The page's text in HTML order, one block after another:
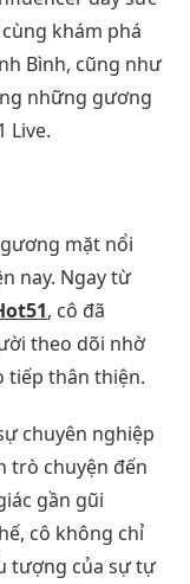
khám phá
Bình, cũng như
những gương
Live.
mặt nổi
nay. Ngay từ
, cô đã
theo dõi nhờ
tiếp thân thiện.
chuyên nghiệp
trò chuyện đến
gần gũi
cô không chỉ
tượng của sự tự